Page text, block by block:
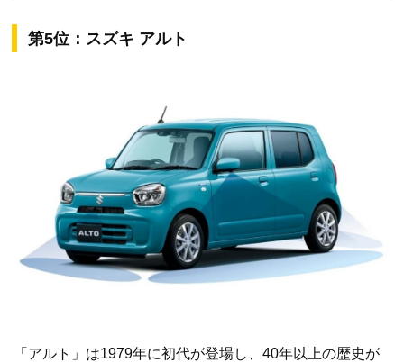
第5位：スズキ アルト
「アルト」は1979年に初代が登場し、40年以上の歴史が